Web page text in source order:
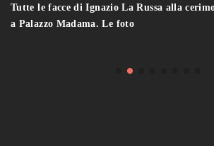
Tutte le facce di Ignazio La Russa alla
a Palazzo Madama. Le foto